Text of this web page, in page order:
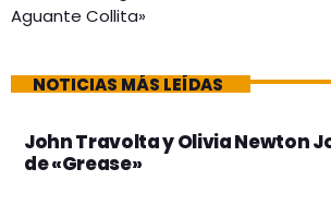
Aguante Collita»
NOTICIAS MÁS LEÍDAS
John Travolta y Olivia Newton
de «Grease»